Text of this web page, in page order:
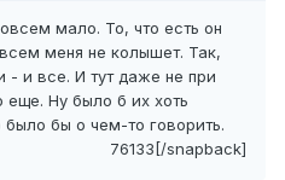
мало. То, что есть он
меня не колышет. Так,
- и все. И тут даже не при
еще. Ну было б их хоть
бы о чем-то говорить.
76133[/snapback]